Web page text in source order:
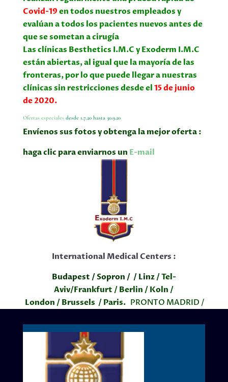
Covid-19 en todos nuestros empleados y
evalúan a todos los pacientes nuevos antes de
que se sometan a cirugía
Las clínicas Besthetics I.M.C y Exoderm I.M.C
están abiertas, al igual que la mayoría de las
fronteras, por lo que puede llegar a nuestras
clínicas sin restricciones desde el 15 de junio
de 2020.
Ofertas especialesdesde 1.7.20 hasta 30.9.20
Envíenos sus fotos y obtenga la mejor oferta :
haga clic para enviarnos un E-mail
International Medical Centers :
Budapest / Sopron / / Linz/Tel-
Aviv/Frankfurt / Berlin / Koln /
London / Brussels / Paris. PRONTO MADRID /